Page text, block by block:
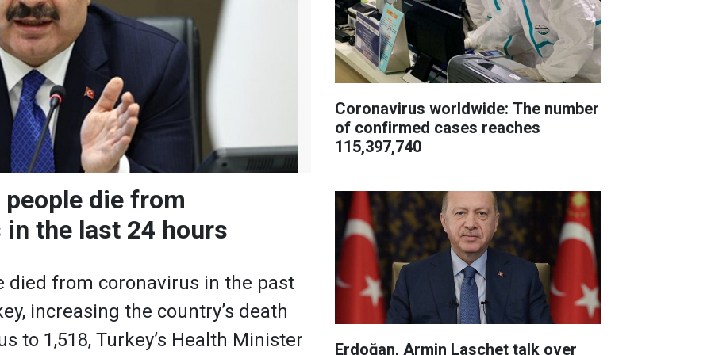
die from
the last 24 hours
died from coronavirus in the past
increasing the country’s death
to 1,518, Turkey’s Health Minister
Coronavirus worldwide: The number
of confirmed cases reaches
115,397,740
Erdoğan, Armin Laschet talk over